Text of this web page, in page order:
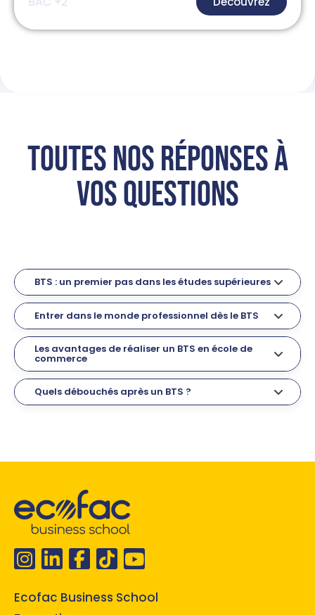
TOUTES NOS RÉPONSES À
VOS QUESTIONS
BTS : un premier pas dans les études supérieures
Entrer dans le monde professionnel dès le BTS
Les avantages de réaliser un BTS en école de
commerce
Quels débouchés après un BTS ?
Ecofac Business School